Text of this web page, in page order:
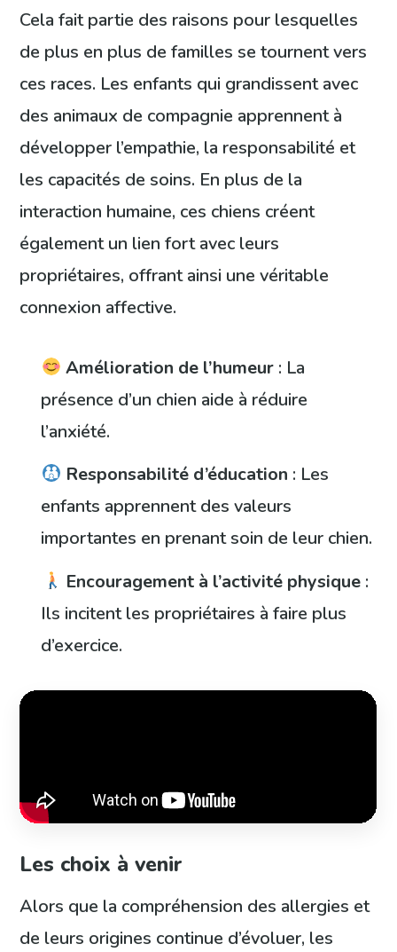
Cela fait partie des raisons pour lesquelles
de plus en plus de familles se tournent vers
ces races. Les enfants qui grandissent avec
des animaux de compagnie apprennent à
développer l’empathie, la responsabilité et
les capacités de soins. En plus de la
interaction humaine, ces chiens créent
également un lien fort avec leurs
propriétaires, offrant ainsi une véritable
connexion affective.
Amélioration de l’humeur : La
présence d’un chien aide à réduire
l’anxiété.
Responsabilité d’éducation : Les
enfants apprennent des valeurs
importantes en prenant soin de leur chien.
Encouragement à l’activité physique :
Ils incitent les propriétaires à faire plus
d’exercice.
Les choix à venir
Alors que la compréhension des allergies et
de leurs origines continue d’évoluer, les